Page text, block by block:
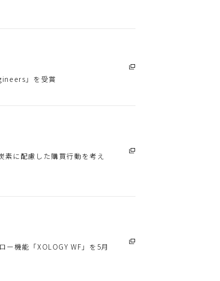
」を受賞
に配慮した購買行動を考え
機能「XOLOGY WF」を5月